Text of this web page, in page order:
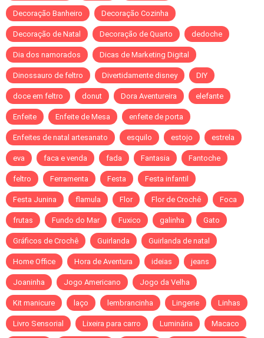
Decoração Banheiro Decoração Cozinha
Decoração de Natal Decoração de Quarto dedoche
Dia dos namorados Dicas de Marketing Digital
Dinossauro de feltro Divertidamente disney DIY
doce em feltro donut Dora Aventureira elefante
Enfeite Enfeite de Mesa enfeite de porta
Enfeites de natal artesanato esquilo estojo estrela
eva faca e venda fada Fantasia Fantoche
feltro Ferramenta Festa Festa infantil
Festa Junina flamula Flor Flor de Crochê Foca
frutas Fundo do Mar Fuxico galinha Gato
Gráficos de Crochê Guirlanda Guirlanda de natal
Home Office Hora de Aventura ideias jeans
Joaninha Jogo Americano Jogo da Velha
Kit manicure laço lembrancinha Lingerie Linhas
Livro Sensorial Lixeira para carro Luminária Macaco